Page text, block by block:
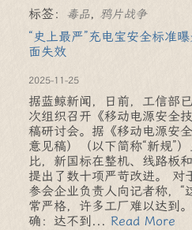
标签： 毒品, 鸦片战争
“史上最严”充电宝安全标准
面失效
2025-11-25
据蓝鲸新闻，日前，工信部
次组织召开《移动电源安全
稿研讨会。据《移动电源安
意见稿）（以下简称“新规”
比，新国标在整机、线路板
提出了数十项严苛改进。 对
参会企业负责人向记者称，“
常严格，许多工厂难以达到
确：达不到... Read More